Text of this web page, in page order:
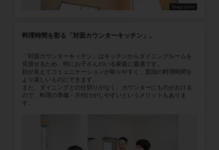
Image photo
料理時間を彩る「対面カウンターキッチン」。
「対面カウンターキッチン」はキッチンからダイニングルームを
見渡せるため、特にお子さんのいる家庭に最適です。
顔が見えてコミュニケーションが取りやすく、普段の料理時間を
より楽しいものにできます。
また、ダイニングとの仕切りがなく、カウンターにものがおける
ので、料理の準備・片付けがしやすいというメリットもありま
す。